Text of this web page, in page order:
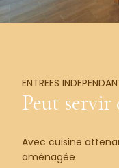
ENTREES
Peut servir
Avec cuisine
aménagée